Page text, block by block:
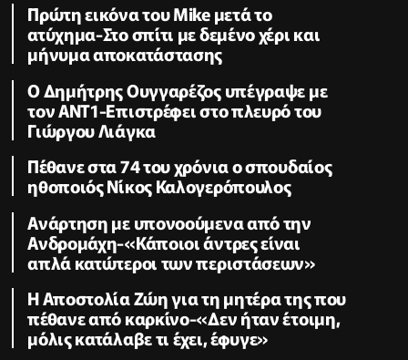
Πρώτη εικόνα του Mike μετά το
ατύχημα-Στο σπίτι με δεμένο χέρι και
μήνυμα αποκατάστασης
Ο Δημήτρης Ουγγαρέζος υπέγραψε με
τον ΑΝΤ1-Επιστρέφει στο πλευρό του
Γιώργου Λιάγκα
Πέθανε στα 74 του χρόνια ο σπουδαίος
ηθοποιός Νίκος Καλογερόπουλος
Ανάρτηση με υπονοούμενα από την
Ανδρομάχη-«Κάποιοι άντρες είναι
απλά κατώτεροι των περιστάσεων»
Η Αποστολία Ζώη για τη μητέρα της που
πέθανε από καρκίνο-«Δεν ήταν έτοιμη,
μόλις κατάλαβε τι έχει, έφυγε»